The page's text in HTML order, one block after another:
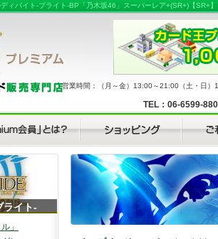
ディバイト-ブライト-BP「乃木坂46」スーパーレア+(SR+)【SR+
営業時間：（月～金）13:00～21:00（土・日
TEL：06-6599-
ライト-
」